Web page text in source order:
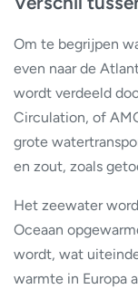
Om te begrijpen
even naar de
wordt verdeeld
Circulation, of
grote
en zout, zoals
Het zeewater
Oceaan
wordt, wat
warmte in Europa